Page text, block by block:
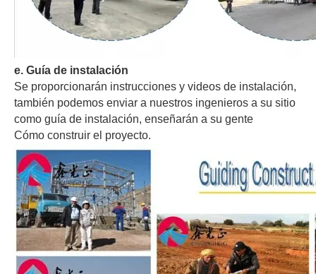
e. Guía de instalación
Se proporcionarán instrucciones y videos de instalación,
también podemos enviar a nuestros ingenieros a su sitio
como guía de instalación, enseñarán a su gente
Cómo construir el proyecto.